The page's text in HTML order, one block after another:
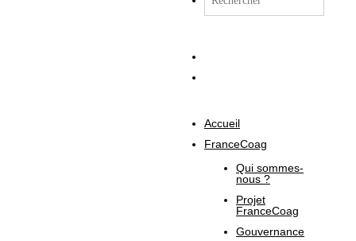
Accueil
FranceCoag
Qui sommes-
nous ?
Projet
FranceCoag
Gouvernance